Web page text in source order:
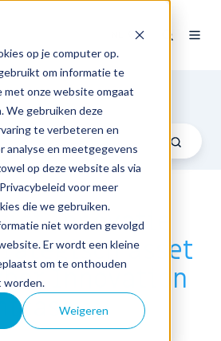
op je computer op.
om informatie te
met onze website omgaat
We gebruiken deze
te verbeteren en
analyse en meetgegevens
op deze website als via
voor meer
die we gebruiken.
niet worden gevolgd
Er wordt een kleine
om te onthouden
worden.
Weigeren
innovatie
asset
Innovation